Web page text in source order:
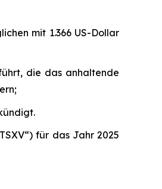
mit 1.366 US-Dollar
die das anhaltende
für das Jahr 2025